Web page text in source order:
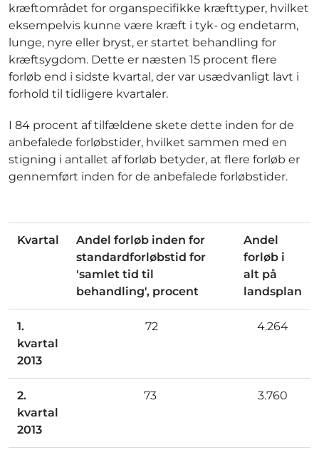
kræftområdet for organspecifikke kræfttyper, hvilket
eksempelvis kunne være kræft i tyk- og endetarm,
lunge, nyre eller bryst, er startet behandling for
kræftsygdom. Dette er næsten 15 procent flere
forløb end i sidste kvartal, der var usædvanligt lavt i
forhold til tidligere kvartaler.
I 84 procent af tilfældene skete dette inden for de
anbefalede forløbstider, hvilket sammen med en
stigning i antallet af forløb betyder, at flere forløb er
gennemført inden for de anbefalede forløbstider.
Kvartal
Andel forløb inden for
standardforløbstid for
'samlet tid til
behandling', procent
Andel
forløb i
alt på
landsplan
1.
kvartal
2013
72 4.264
2.
kvartal
2013
73 3.760